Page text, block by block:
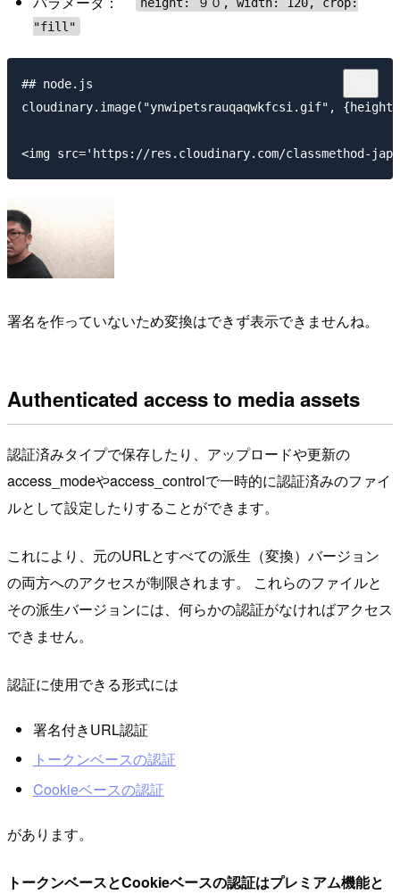
"fill"
## node.js
cloudinary.image("ynwipetsrauqaqwkfcsi.gif",
署名を作っていないため変換はできず表示できませんね。
Authenticated access to media assets
認証済みタイプで保存したり、アップロードや更新の
access_modeやaccess_controlで一時的に認証済みのファイ
ルとして設定したりすることができます。
これにより、元のURLとすべての派生（変換）バージョン
の両方へのアクセスが制限されます。 これらのファイルと
その派生バージョンには、何らかの認証がなければアクセス
できません。
認証に使用できる形式には
署名付きURL認証
トークンベースの認証
Cookieベースの認証
があります。
トークンベースとCookieベースの認証はプレミアム機能と